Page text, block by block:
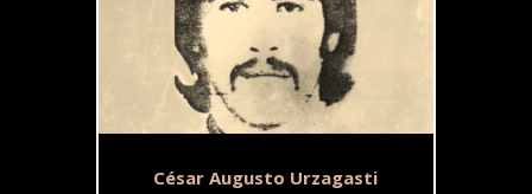
César Augusto Urzagasti